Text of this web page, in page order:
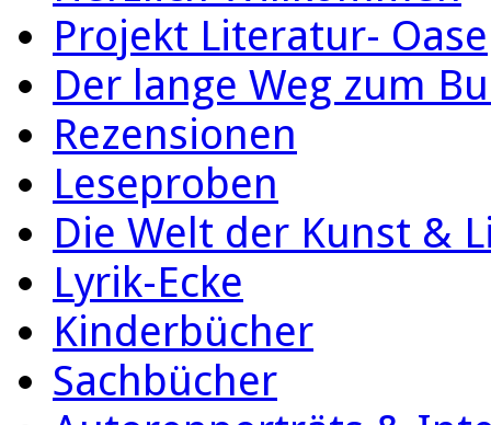
Projekt Literatur- Oase
Der lange Weg zum
Rezensionen
Leseproben
Die Welt der Kunst &
Lyrik-Ecke
Kinderbücher
Sachbücher